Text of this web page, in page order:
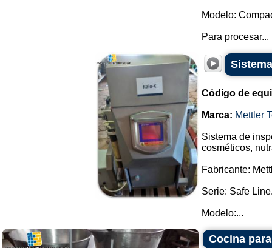
Modelo:
Para procesar...
Código de
Marca: Mettler
Sistema de
cosméticos,
Fabricante:
Serie: Safe
Modelo:...
Cocina